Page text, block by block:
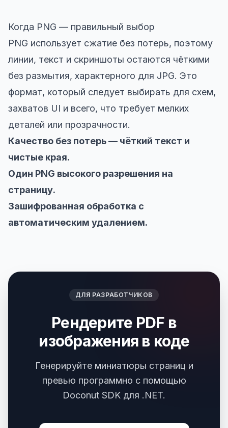
Когда PNG — правильный выбор
PNG использует сжатие без потерь, поэтому
линии, текст и скриншоты остаются чёткими
без размытия, характерного для JPG. Это
формат, который следует выбирать для схем,
захватов UI и всего, что требует мелких
деталей или прозрачности.
Качество без потерь — чёткий текст и
чистые края.
Один PNG высокого разрешения на
страницу.
Зашифрованная обработка с
автоматическим удалением.
ДЛЯ РАЗРАБОТЧИКОВ
Рендерите PDF в
изображения в коде
Генерируйте миниатюры страниц и
превью программно с помощью
Doconut SDK для .NET.